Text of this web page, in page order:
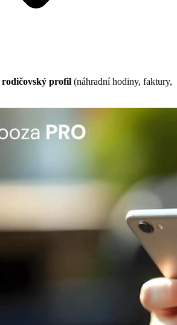
rodičovský profil (náhradní hodiny, faktury,